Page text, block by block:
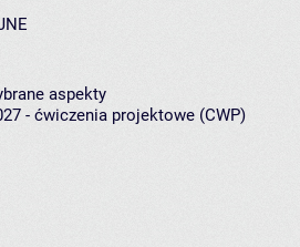
aspekty
- ćwiczenia projektowe (CWP)